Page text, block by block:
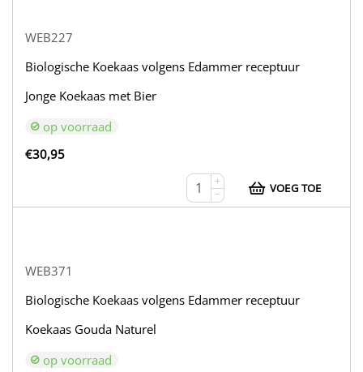
WEB227
Biologische Koekaas volgens Edammer receptuur
Jonge Koekaas met Bier
op voorraad
€30,95
+
−
VOEG TOE
WEB371
Biologische Koekaas volgens Edammer receptuur
Koekaas Gouda Naturel
op voorraad